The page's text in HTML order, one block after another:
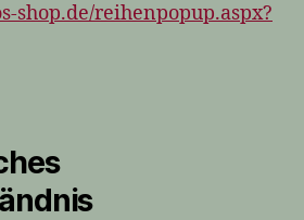
shop.de/reihenpopup.aspx?